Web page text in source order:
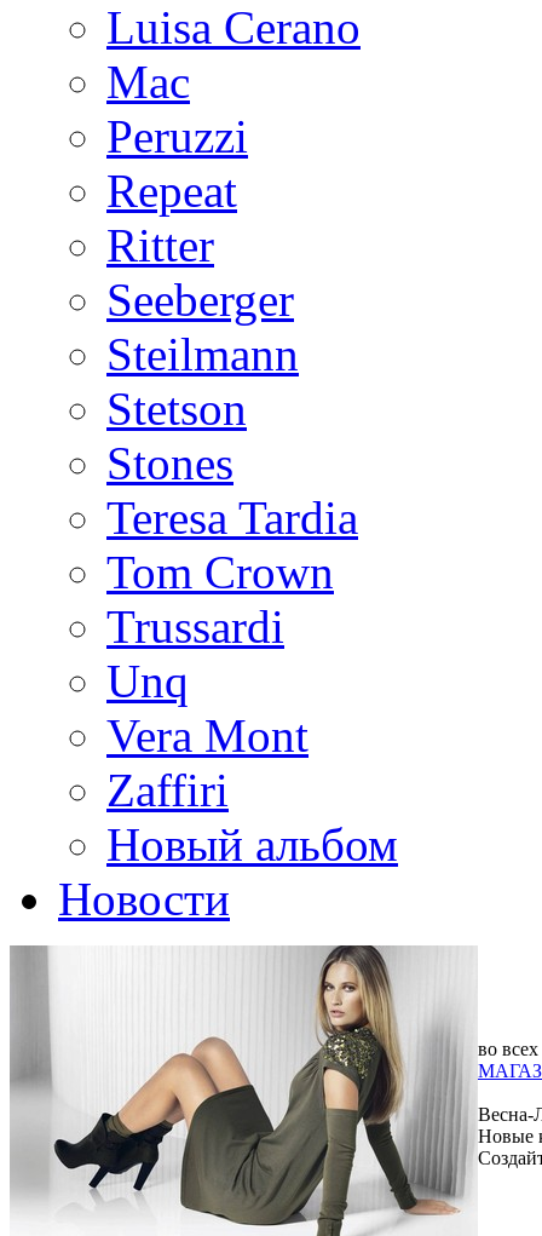
Luisa Cerano
Mac
Peruzzi
Repeat
Ritter
Seeberger
Steilmann
Stetson
Stones
Teresa Tardia
Tom Crown
Trussardi
Unq
Vera Mont
Zaffiri
Новый альбом
Новости
во всех
Весна-
Новые